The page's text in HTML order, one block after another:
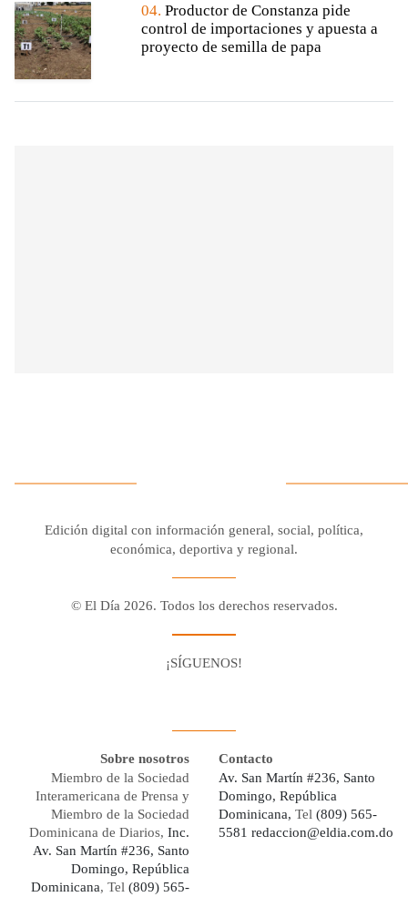
04. Productor de Constanza pide
control de importaciones y apuesta a
proyecto de semilla de papa
Edición digital con información general, social, política,
económica, deportiva y regional.
© El Día 2026. Todos los derechos reservados.
¡SÍGUENOS!
Sobre nosotros
Miembro de la Sociedad
Interamericana de Prensa y
Miembro de la Sociedad
Dominicana de Diarios, Inc.
Av. San Martín #236, Santo
Domingo, República
Dominicana, Tel (809) 565-
Contacto
Av. San Martín #236, Santo
Domingo, República
Dominicana, Tel (809) 565-
5581 redaccion@eldia.com.do